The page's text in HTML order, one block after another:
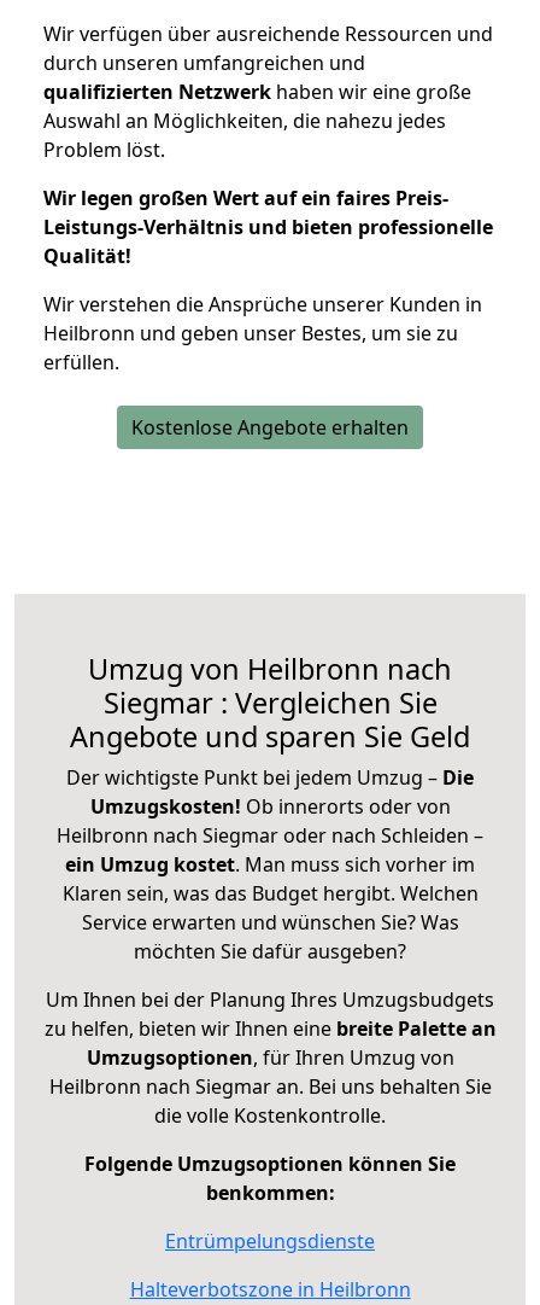
Wir verfügen über ausreichende Ressourcen und
durch unseren umfangreichen und
qualifizierten Netzwerk haben wir eine große
Auswahl an Möglichkeiten, die nahezu jedes
Problem löst.
Wir legen großen Wert auf ein faires Preis-
Leistungs-Verhältnis und bieten professionelle
Qualität!
Wir verstehen die Ansprüche unserer Kunden in
Heilbronn und geben unser Bestes, um sie zu
erfüllen.
Kostenlose Angebote erhalten
Umzug von Heilbronn nach
Siegmar : Vergleichen Sie
Angebote und sparen Sie Geld
Der wichtigste Punkt bei jedem Umzug – Die
Umzugskosten! Ob innerorts oder von
Heilbronn nach Siegmar oder nach Schleiden –
ein Umzug kostet. Man muss sich vorher im
Klaren sein, was das Budget hergibt. Welchen
Service erwarten und wünschen Sie? Was
möchten Sie dafür ausgeben?
Um Ihnen bei der Planung Ihres Umzugsbudgets
zu helfen, bieten wir Ihnen eine breite Palette an
Umzugsoptionen, für Ihren Umzug von
Heilbronn nach Siegmar an. Bei uns behalten Sie
die volle Kostenkontrolle.
Folgende Umzugsoptionen können Sie
benkommen:
Entrümpelungsdienste
Halteverbotszone in Heilbronn